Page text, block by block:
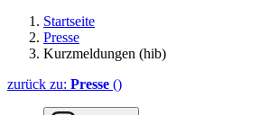
Startseite
Presse
Kurzmeldungen (hib)
zurück zu: Presse ()